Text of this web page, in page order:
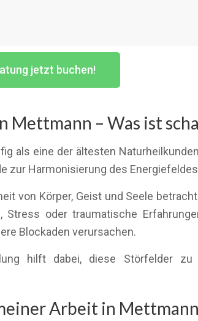
jetzt buchen!
Mettmann – Was ist
als eine der ältesten
zur Harmonisierung des
von Körper, Geist und Seele
Stress oder traumatische
Blockaden verursachen.
hilft dabei, diese Störfelder
Arbeit in